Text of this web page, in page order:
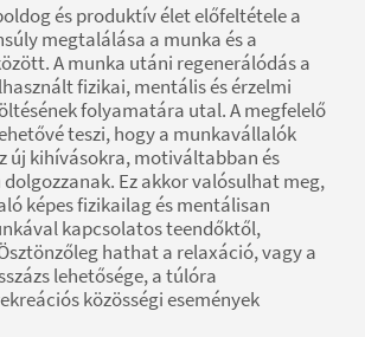
és produktív élet előfeltétele a
megtalálása a munka és a
A munka utáni regenerálódás a
fizikai, mentális és érzelmi
folyamatára utal. A megfelelő
teszi, hogy a munkavállalók
új kihívásokra, motiváltabban és
Ez akkor valósulhat meg,
képes fizikailag és mentálisan
kapcsolatos teendőktől,
hathat a relaxáció, vagy a
lehetősége, a túlóra
közösségi események